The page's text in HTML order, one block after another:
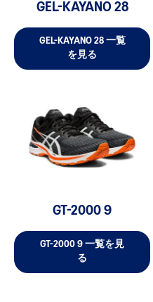
GEL-KAYANO 28
GEL-KAYANO 28 一覧
を見る
GT-2000 9
GT-2000 9 一覧を見
る